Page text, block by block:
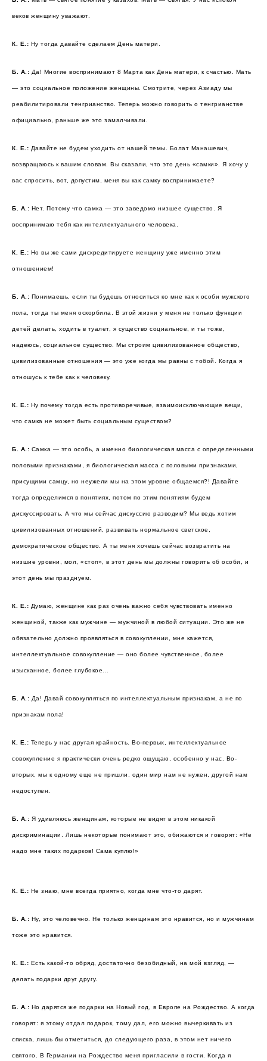
веков женщину уважают.
К. Е.: Ну тогда давайте сделаем День матери.
Б. А.: Да! Многие воспринимают 8 Марта как День матери, к счастью. Мать
— это социальное положение женщины. Смотрите, через Азиаду мы
реабилитировали тенгрианство. Теперь можно говорить о тенгрианстве
официально, раньше же это замалчивали.
К. Е.: Давайте не будем уходить от нашей темы. Болат Манашевич,
возвращаюсь к вашим словам. Вы сказали, что это день «самки». Я хочу у
вас спросить, вот, допустим, меня вы как самку воспринимаете?
Б. А.: Нет. Потому что самка — это заведомо низшее существо. Я
воспринимаю тебя как интеллектуального человека.
К. Е.: Но вы же сами дискредитируете женщину уже именно этим
отношением!
Б. А.: Понимаешь, если ты будешь относиться ко мне как к особи мужского
пола, тогда ты меня оскорбила. В этой жизни у меня не только функции
детей делать, ходить в туалет, я существо социальное, и ты тоже,
надеюсь, социальное существо. Мы строим цивилизованное общество,
цивилизованные отношения — это уже когда мы равны с тобой. Когда я
отношусь к тебе как к человеку.
К. Е.: Ну почему тогда есть противоречивые, взаимоисключающие вещи,
что самка не может быть социальным существом?
Б. А.: Самка — это особь, а именно биологическая масса с определенными
половыми признаками, я биологическая масса с половыми признаками,
присущими самцу, но неужели мы на этом уровне общаемся?! Давайте
тогда определимся в понятиях, потом по этим понятиям будем
дискуссировать. А что мы сейчас дискуссию разводим? Мы ведь хотим
цивилизованных отношений, развивать нормальное светское,
демократическое общество. А ты меня хочешь сейчас возвратить на
низшие уровни, мол, «стоп», в этот день мы должны говорить об особи, и
этот день мы празднуем.
К. Е.: Думаю, женщине как раз очень важно себя чувствовать именно
женщиной, также как мужчине — мужчиной в любой ситуации. Это же не
обязательно должно проявляться в совокуплении, мне кажется,
интеллектуальное совокупление — оно более чувственное, более
изысканное, более глубокое…
Б. А.: Да! Давай совокупляться по интеллектуальным признакам, а не по
признакам пола!
К. Е.: Теперь у нас другая крайность. Во-первых, интеллектуальное
совокупление я практически очень редко ощущаю, особенно у нас. Во-
вторых, мы к одному еще не пришли, один мир нам не нужен, другой нам
недоступен.
Б. А.: Я удивляюсь женщинам, которые не видят в этом никакой
дискриминации. Лишь некоторые понимают это, обижаются и говорят: «Не
надо мне таких подарков! Сама куплю!»
К. Е.: Не знаю, мне всегда приятно, когда мне что-то дарят.
Б. А.: Ну, это человечно. Не только женщинам это нравится, но и мужчинам
тоже это нравится.
К. Е.: Есть какой-то обряд, достаточно безобидный, на мой взгляд, —
делать подарки друг другу.
Б. А.: Но дарятся же подарки на Новый год, в Европе на Рождество. А когда
говорят: я этому отдал подарок, тому дал, его можно вычеркивать из
списка, лишь бы отметиться, до следующего раза, в этом нет ничего
святого. В Германии на Рождество меня пригласили в гости. Когда я